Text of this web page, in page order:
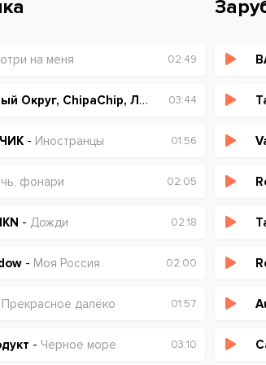
на меня 02:49
Ямыч Восточный Округ, ChipaChip, Ликий -Дальше, чем
03:44
- Иностранцы 01:56
фонари 02:05
- Дожди 02:18
- Моя Россия 02:00
Прекрасное далёко 01:57
- Черное море 03:10